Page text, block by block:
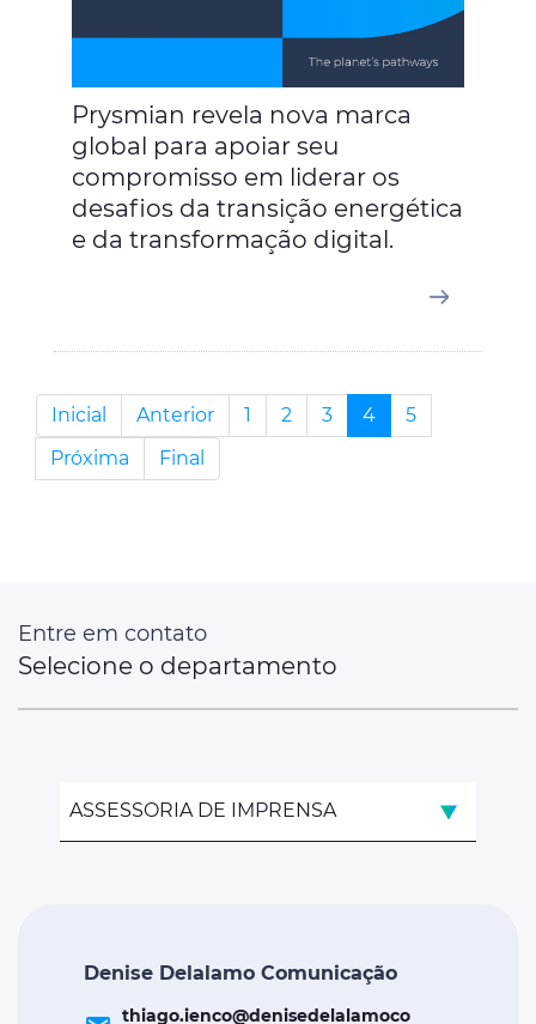
Prysmian revela nova marca
global para apoiar seu
compromisso em liderar os
desafios da transição energética
e da transformação digital.
Inicial Anterior 1 2 3 4
5
Próxima
Final
Entre em contato
Selecione o departamento
ASSESSORIA DE IMPRENSA
Denise Delalamo Comunicação
thiago.ienco@denisedelalamoco